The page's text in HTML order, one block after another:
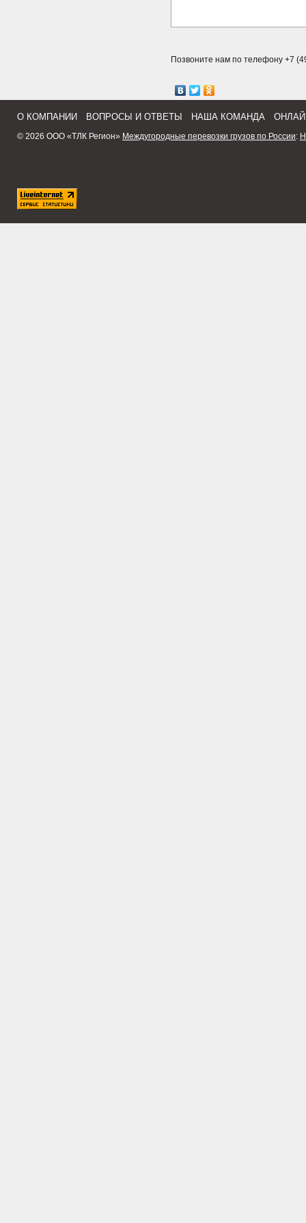
Позвоните нам по телефону +7
О КОМПАНИИ ВОПРОСЫ И ОТВЕТЫ НАША КОМАНДА
© 2026 ООО «ТЛК Регион» Междугородные перевозки грузов по России: